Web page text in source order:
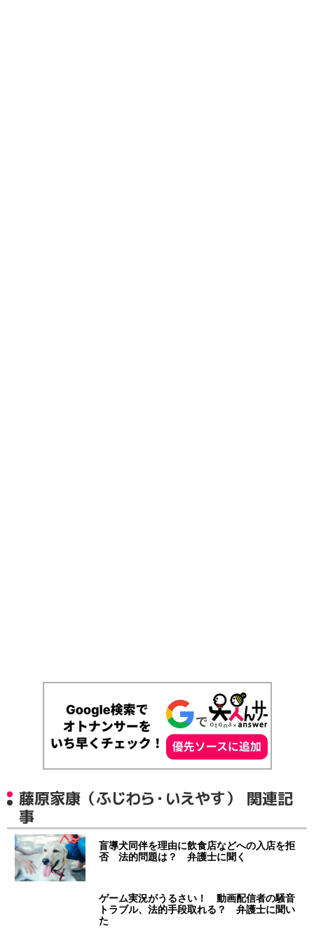
藤原家康（ふじわら・いえやす） 関連記
事
盲導犬同伴を理由に飲食店などへの入店を拒
否 法的問題は？ 弁護士に聞く
ゲーム実況がうるさい！ 動画配信者の騒音
トラブル、法的手段取れる？ 弁護士に聞い
た